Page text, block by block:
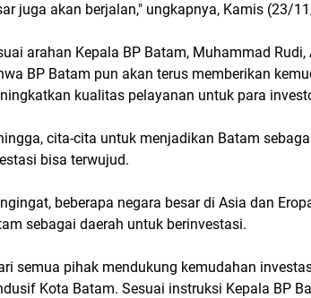
juga akan berjalan," ungkapnya, Kamis (23/
arahan Kepala BP Batam, Muhammad
BP Batam pun akan terus memberikan
kualitas pelayanan untuk para
cita-cita untuk menjadikan Batam
bisa terwujud.
beberapa negara besar di Asia dan
sebagai daerah untuk berinvestasi.
semua pihak mendukung kemudahan
Kota Batam. Sesuai instruksi Kepala BP